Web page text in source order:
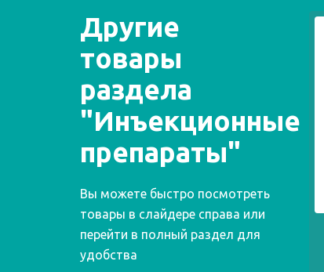
Другие
товары
раздела
"Инъекционные
препараты"
Вы можете быстро посмотреть
товары в слайдере справа или
перейти в полный раздел для
удобства